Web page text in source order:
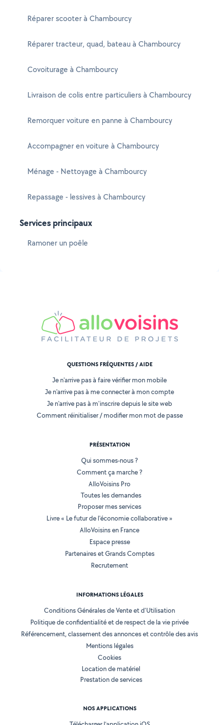
Réparer scooter à Chambourcy
Réparer tracteur, quad, bateau à Chambourcy
Covoiturage à Chambourcy
Livraison de colis entre particuliers à Chambourcy
Remorquer voiture en panne à Chambourcy
Accompagner en voiture à Chambourcy
Ménage - Nettoyage à Chambourcy
Repassage - lessives à Chambourcy
Services principaux
Ramoner un poêle
QUESTIONS FRÉQUENTES / AIDE
Je n'arrive pas à faire vérifier mon mobile
Je n'arrive pas à me connecter à mon compte
Je n'arrive pas à m'inscrire depuis le site web
Comment réinitialiser / modifier mon mot de passe
PRÉSENTATION
Qui sommes-nous ?
Comment ça marche ?
AlloVoisins Pro
Toutes les demandes
Proposer mes services
Livre « Le futur de l'économie collaborative »
AlloVoisins en France
Espace presse
Partenaires et Grands Comptes
Recrutement
INFORMATIONS LÉGALES
Conditions Générales de Vente et d'Utilisation
Politique de confidentialité et de respect de la vie privée
Référencement, classement des annonces et contrôle des avis
Mentions légales
Cookies
Location de matériel
Prestation de services
NOS APPLICATIONS